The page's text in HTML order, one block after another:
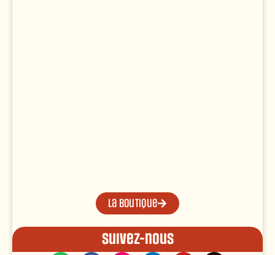
La boutique
Suivez-nous